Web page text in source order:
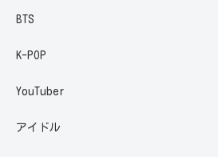
BTS
K-POP
YouTuber
アイドル